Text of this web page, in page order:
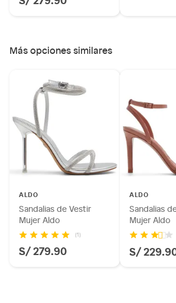
Más opciones similares
ALDO
Sandalias de Vestir
Mujer Aldo
(1)
S/ 279.90
ALDO
Sandalias
Mujer Aldo
S/